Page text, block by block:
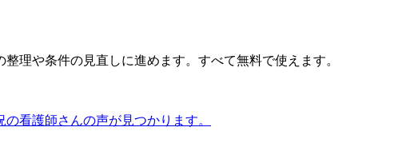
理や条件の見直しに進めます。すべて無料で使えます。
看護師さんの声が見つかります。